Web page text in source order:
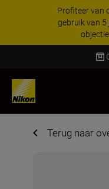
Profiteer van
gebruik van 5
Terug naar